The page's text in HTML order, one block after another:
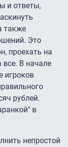
и ответы,
также
Это
проехать на
В начале
игроков
рублей.
в
непростой